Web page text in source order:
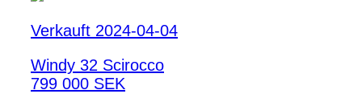
Verkauft 2024-04-04
Windy 32 Scirocco
799 000 SEK